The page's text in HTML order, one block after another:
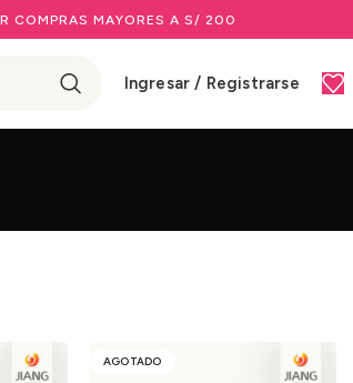
COMPRAS MAYORES A S/ 200
Ingresar / Registrarse
AGOTADO